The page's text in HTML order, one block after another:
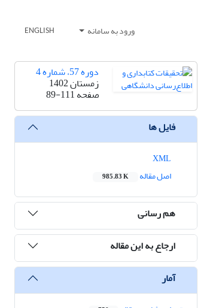
ورود به سامانه ENGLISH
دوره 57، شماره 4
زمستان 1402
صفحه89-111
فایل ها
اصل مقاله
985.83 K
هم رسانی
ارجاع به این مقاله
آمار